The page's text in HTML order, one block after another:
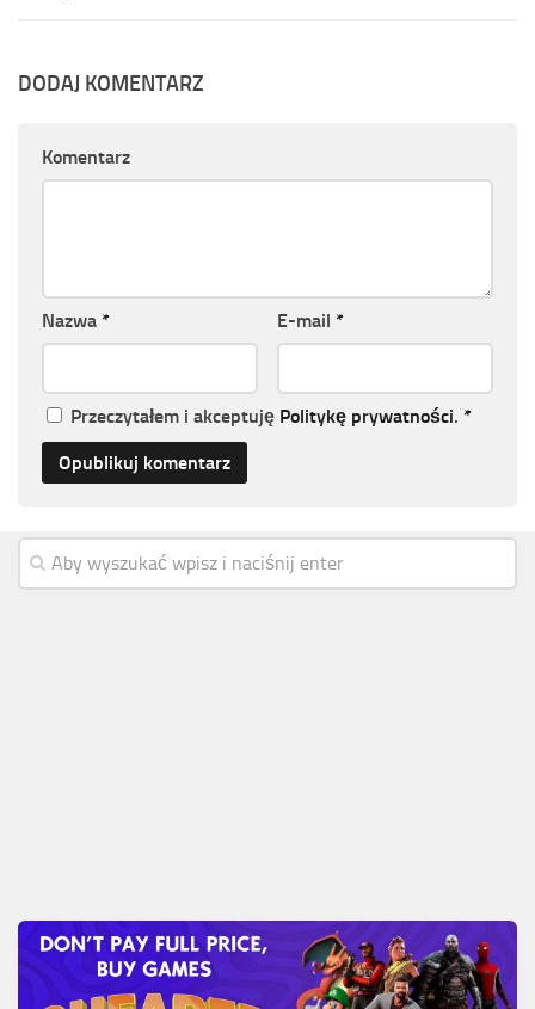
DODAJ KOMENTARZ
Komentarz
Nazwa * E-mail *
Przeczytałem i akceptuję Politykę prywatności. *